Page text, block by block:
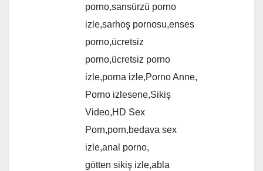
porno,sansürzü porno
izle,sarhoş pornosu,enses
porno,ücretsiz
porno,ücretsiz porno
izle,porna izle,Porno Anne,
Porno izlesene,Sikiş
Video,HD Sex
Porn,porn,bedava sex
izle,anal porno,
götten sikiş izle,abla